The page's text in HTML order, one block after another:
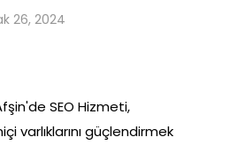
26, 2024
SEO Hizmeti,
varlıklarını güçlendirmek